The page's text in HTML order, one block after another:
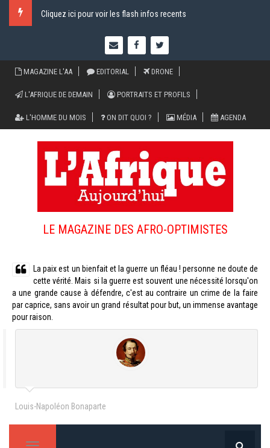
Cliquez ici pour voir les flash infos recents
MAGAZINE L'AA EDITORIAL DRONE
L'AFRIQUE DE DEMAIN PORTRAITS ET PROFILS
L'HOMME DU MOIS ON DIT QUOI ? MÉDIA AGENDA
LE MAGAZINE DES AFRO-OPTIMISTES
La paix est un bienfait et la guerre un fléau ! personne ne doute de
cette vérité. Mais si la guerre est souvent une nécessité lorsqu'on
a une grande cause à défendre, c'est au contraire un crime de la faire
par caprice, sans avoir un grand résultat pour but, un immense avantage
pour raison.
Louis-Napoléon Bonaparte
T